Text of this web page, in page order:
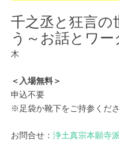
千之丞と狂言の
う～お話とワ
木
＜入場無料＞
申込不要
※足袋か靴下をご持参くだ
お問合せ： 浄土真宗本願寺